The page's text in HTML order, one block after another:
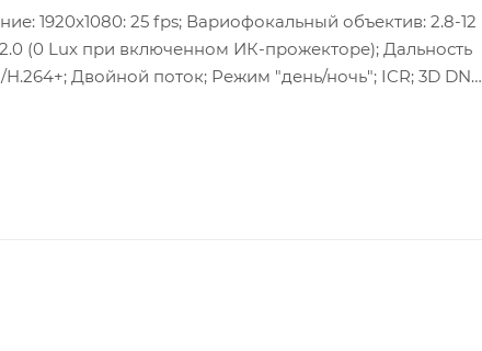
1920x1080: 25 fps; Вариофокальный объектив: 2.8-12
(0 Lux при включенном ИК-прожекторе); Дальность
Двойной поток; Режим "день/ночь"; ICR; 3D DNR;